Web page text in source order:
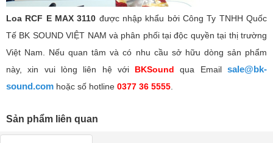
Loa RCF E MAX 3110 được nhập khẩu bởi Công Ty TNHH Quốc
Tế BK SOUND VIỆT NAM và phân phối tại độc quyền tại thị trường
Việt Nam. Nếu quan tâm và có nhu cầu sở hữu dòng sản phẩm
này, xin vui lòng liên hệ với BKSound qua Emailsale@bk-
sound.com hoặc số hotline 0377 36 5555.
Sản phẩm liên quan